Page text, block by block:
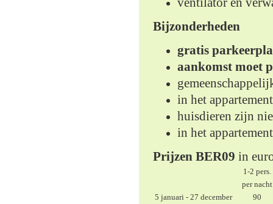
Bijzonderheden
gratis
aankomst moet
in het
huisdieren zijn
in het
Prijzen BER09 in
1-2
per
5 januari - 27 december
90